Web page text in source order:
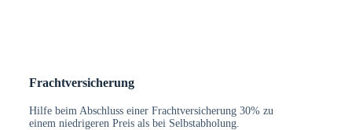
Frachtversicherung
Hilfe beim Abschluss einer Frachtversicherung 30% zu
einem niedrigeren Preis als bei Selbstabholung.